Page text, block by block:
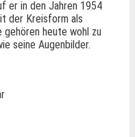
er in den Jahren 1954
der Kreisform als
gehören heute wohl zu
seine Augenbilder.